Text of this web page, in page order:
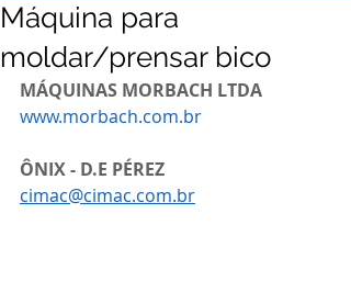
Máquina para
moldar/prensar bico
MÁQUINAS MORBACH LTDA
www.morbach.com.br
ÔNIX - D.E PÉREZ
cimac@cimac.com.br